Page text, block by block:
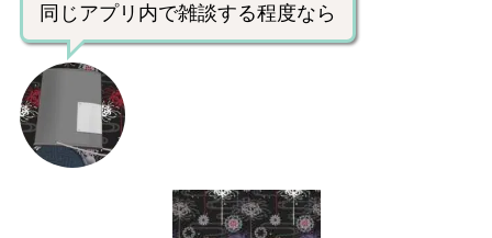
同じアプリ内で雑談する程度なら